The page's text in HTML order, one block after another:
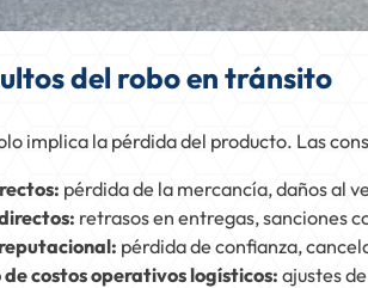
del robo en tránsito
implica la pérdida del producto. Las
pérdida de la mercancía, daños al
retrasos en entregas, sanciones
pérdida de confianza,
costos operativos logísticos: ajustes